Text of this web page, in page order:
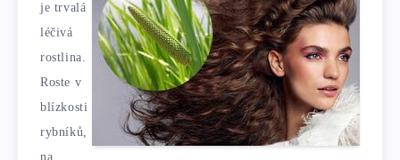
je trvalá
léčivá
rostlina.
Roste v
blízkosti
rybníků,
na